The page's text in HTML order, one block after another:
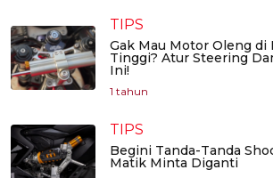
TIPS
Gak Mau Motor Oleng di
Tinggi? Atur Steering
Ini!
1 tahun
TIPS
Begini Tanda-Tanda
Matik Minta Diganti